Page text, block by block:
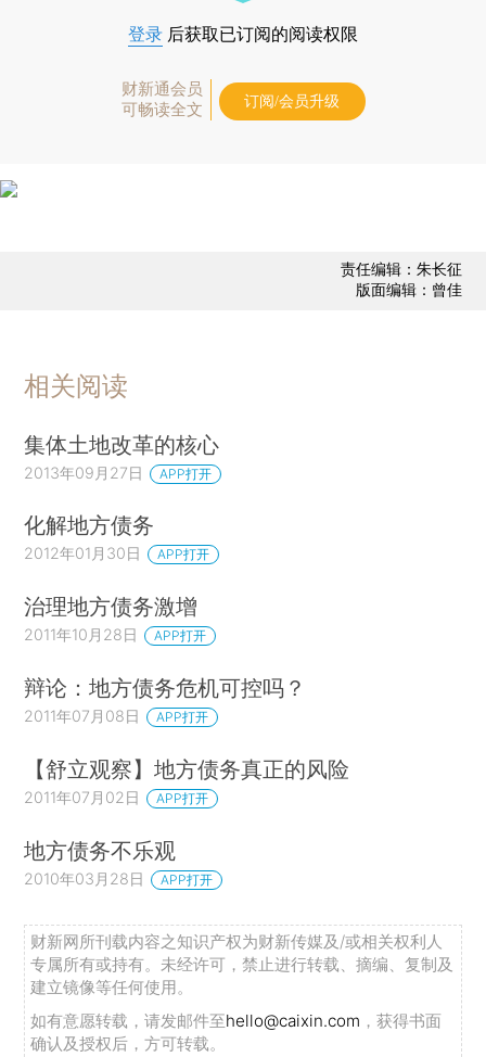
登录 后获取已订阅的阅读权限
财新通会员
可畅读全文
订阅/会员升级
责任编辑：朱长征
版面编辑：曾佳
相关阅读
集体土地改革的核心
2013年09月27日 APP打开
化解地方债务
2012年01月30日 APP打开
治理地方债务激增
2011年10月28日 APP打开
辩论：地方债务危机可控吗？
2011年07月08日 APP打开
【舒立观察】地方债务真正的风险
2011年07月02日 APP打开
地方债务不乐观
2010年03月28日 APP打开
财新网所刊载内容之知识产权为财新传媒及/或相关权利人
专属所有或持有。未经许可，禁止进行转载、摘编、复制及
建立镜像等任何使用。
如有意愿转载，请发邮件至hello@caixin.com ，获得书面
确认及授权后，方可转载。